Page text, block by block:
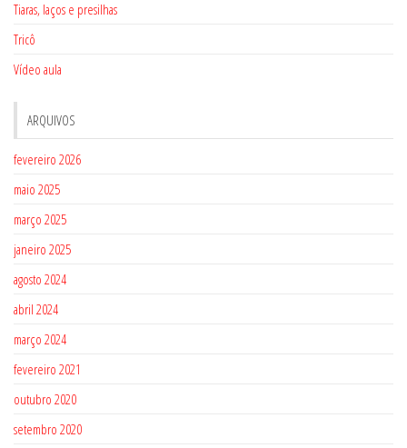
Tiaras, laços e presilhas
Tricô
Vídeo aula
ARQUIVOS
fevereiro 2026
maio 2025
março 2025
janeiro 2025
agosto 2024
abril 2024
março 2024
fevereiro 2021
outubro 2020
setembro 2020